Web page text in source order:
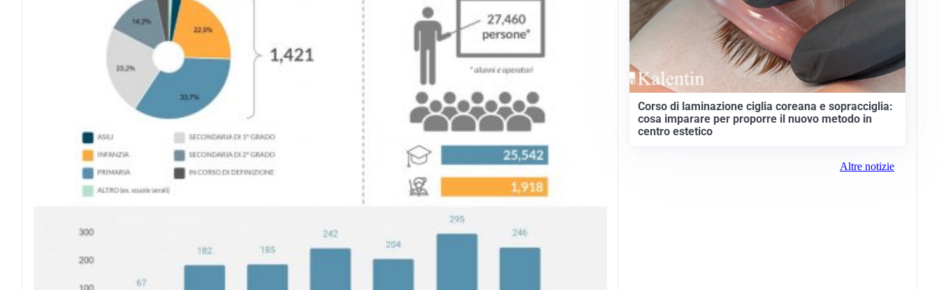
Corso di laminazione ciglia coreana e sopracciglia:
cosa imparare per proporre il nuovo metodo in
centro estetico
Altre notizie